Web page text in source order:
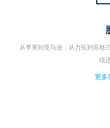
从苹果到亚马逊，从力拓到苏格
绩
更多